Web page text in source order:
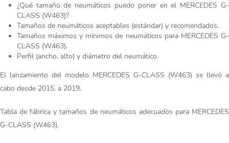
¿Qué tamaño de neumáticos puedo poner en el MERCEDES G-
CLASS (W463)?
Tamaños de neumáticos aceptables (estándar) y recomendados.
Tamaños máximos y mínimos de neumáticos para MERCEDES G-
CLASS (W463).
Perfil (ancho, alto) y diámetro del neumático.
El lanzamiento del modelo MERCEDES G-CLASS (W463) se llevó a
cabo desde 2015. a 2019.
Tabla de fábrica y tamaños de neumáticos adecuados para MERCEDES
G-CLASS (W463).